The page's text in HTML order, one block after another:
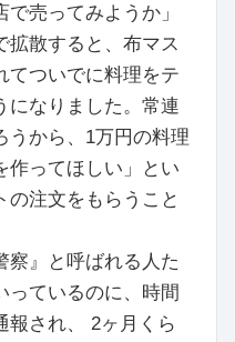
売ってみようか」
拡散すると、布マス
てついでに料理をテ
になりました。常連
うから、1万円の料理
作ってほしい」とい
の注文をもらうこと
』と呼ばれる人た
っているのに、時間
報され、 2ヶ月くら